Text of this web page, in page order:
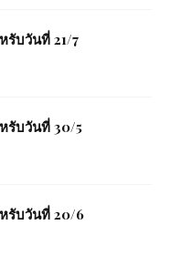
รับวันที่ 21/7
รับวันที่ 30/5
รับวันที่ 20/6